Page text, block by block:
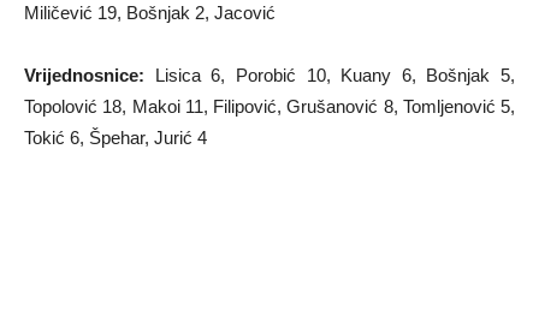
Miličević 19, Bošnjak 2, Jacović
Vrijednosnice: Lisica 6, Porobić 10, Kuany 6, Bošnjak 5,
Topolović 18, Makoi 11, Filipović, Grušanović 8, Tomljenović 5,
Tokić 6, Špehar, Jurić 4